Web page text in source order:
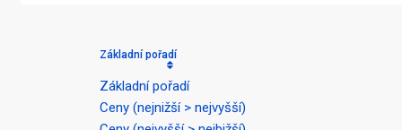
Základní pořadí
Základní pořadí
Ceny (nejnižší > nejvyšší)